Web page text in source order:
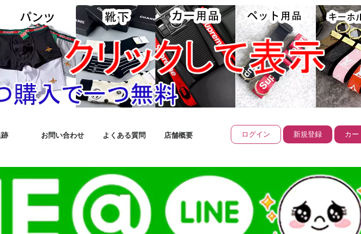
お問い合わせ よくある質問 店舗概要 ログイン 新規登録 カー